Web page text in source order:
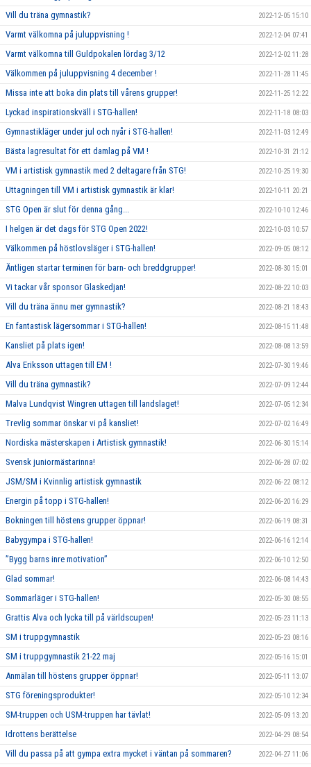
Vill du träna gymnastik? 2022-12-05 15:10
Varmt välkomna på juluppvisning ! 2022-12-04 07:41
Varmt välkomna till Guldpokalen lördag 3/12 2022-12-02 11:28
Välkommen på juluppvisning 4 december ! 2022-11-28 11:45
Missa inte att boka din plats till vårens grupper! 2022-11-25 12:22
Lyckad inspirationskväll i STG-hallen! 2022-11-18 08:03
Gymnastikläger under jul och nyår i STG-hallen! 2022-11-03 12:49
Bästa lagresultat för ett damlag på VM ! 2022-10-31 21:12
VM i artistisk gymnastik med 2 deltagare från STG! 2022-10-25 19:30
Uttagningen till VM i artistisk gymnastik är klar! 2022-10-11 20:21
STG Open är slut för denna gång... 2022-10-10 12:46
I helgen är det dags för STG Open 2022! 2022-10-03 10:57
Välkommen på höstlovsläger i STG-hallen! 2022-09-05 08:12
Äntligen startar terminen för barn- och breddgrupper! 2022-08-30 15:01
Vi tackar vår sponsor Glaskedjan! 2022-08-22 10:03
Vill du träna ännu mer gymnastik? 2022-08-21 18:43
En fantastisk lägersommar i STG-hallen! 2022-08-15 11:48
Kansliet på plats igen! 2022-08-08 13:59
Alva Eriksson uttagen till EM ! 2022-07-30 19:46
Vill du träna gymnastik? 2022-07-09 12:44
Malva Lundqvist Wingren uttagen till landslaget! 2022-07-05 12:34
Trevlig sommar önskar vi på kansliet! 2022-07-02 16:49
Nordiska mästerskapen i Artistisk gymnastik! 2022-06-30 15:14
Svensk juniormästarinna! 2022-06-28 07:02
JSM/SM i Kvinnlig artistisk gymnastik 2022-06-22 08:12
Energin på topp i STG-hallen! 2022-06-20 16:29
Bokningen till höstens grupper öppnar! 2022-06-19 08:31
Babygympa i STG-hallen! 2022-06-16 12:14
”Bygg barns inre motivation” 2022-06-10 12:50
Glad sommar! 2022-06-08 14:43
Sommarläger i STG-hallen! 2022-05-30 08:55
Grattis Alva och lycka till på världscupen! 2022-05-23 11:13
SM i truppgymnastik 2022-05-23 08:16
SM i truppgymnastik 21-22 maj 2022-05-16 15:01
Anmälan till höstens grupper öppnar! 2022-05-11 13:07
STG föreningsprodukter! 2022-05-10 12:34
SM-truppen och USM-truppen har tävlat! 2022-05-09 13:20
Idrottens berättelse 2022-04-29 08:54
Vill du passa på att gympa extra mycket i väntan på sommaren? 2022-04-27 11:06